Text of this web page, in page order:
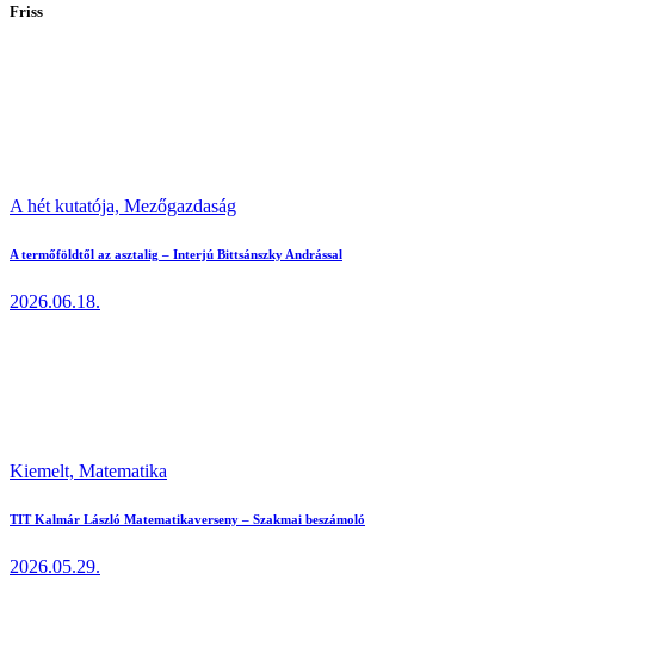
Friss
A hét kutatója, Mezőgazdaság
A termőföldtől az asztalig – Interjú Bittsánszky Andrással
2026.06.18.
Kiemelt, Matematika
TIT Kalmár László Matematikaverseny – Szakmai beszámoló
2026.05.29.